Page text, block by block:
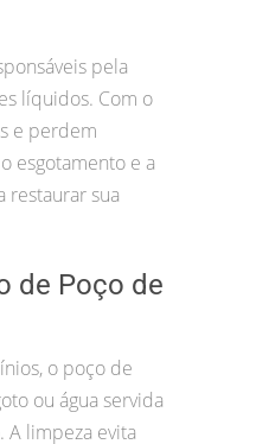
pela
líquidos. Com o
e perdem
esgotamento e a
restaurar sua
de Poço de
o poço de
ou água servida
A limpeza evita